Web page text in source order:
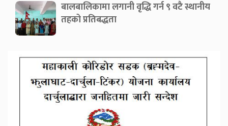
बालबालिकामा लगानी वृद्धि गर्न ९ वटै स्थानीय
तहको प्रतिबद्धता